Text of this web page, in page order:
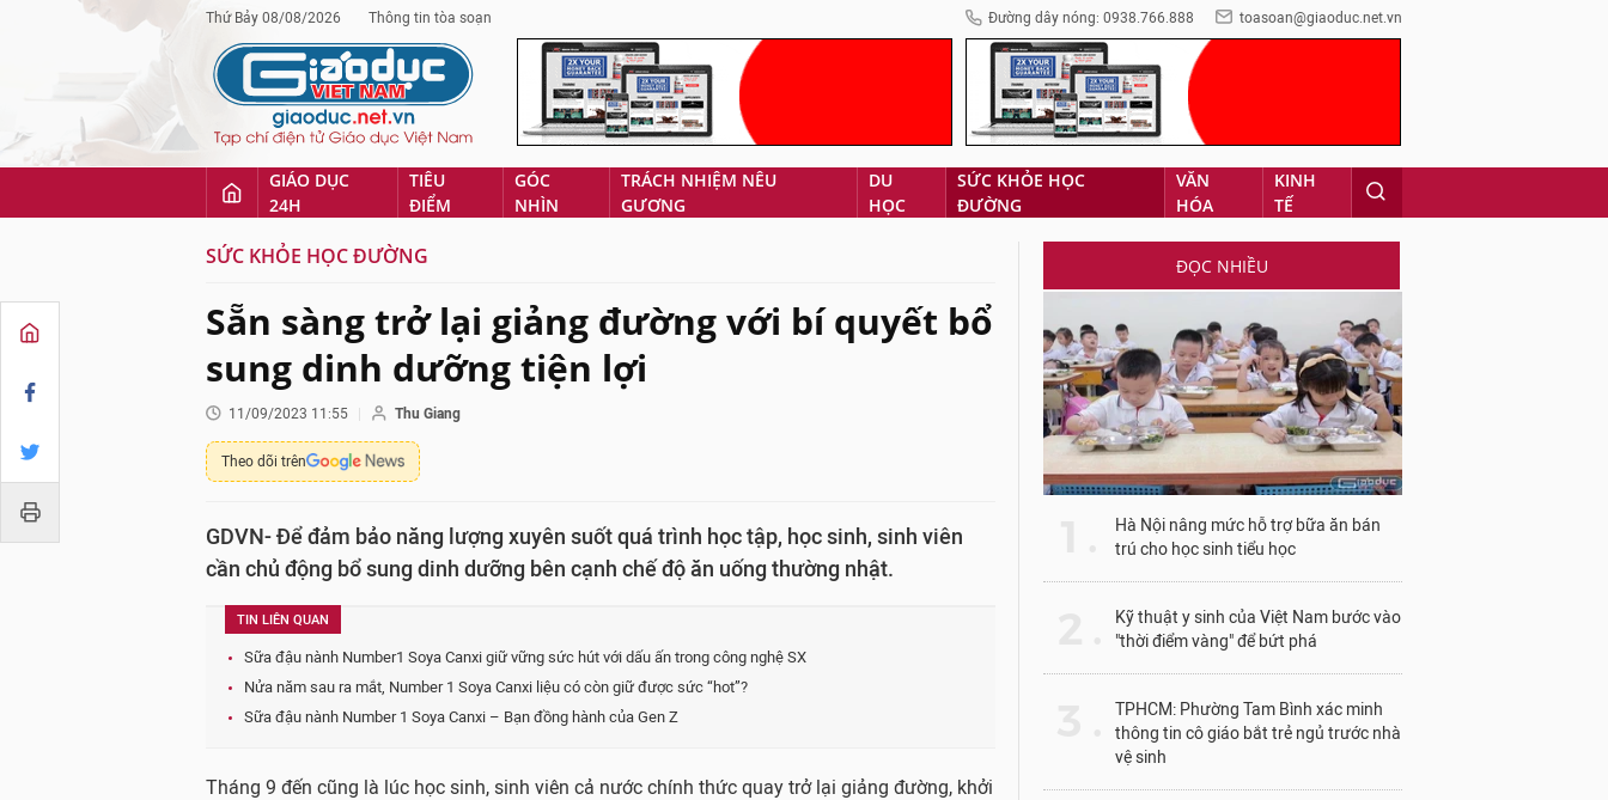
Thứ Bảy 08/08/2026 Thông tin tòa soạn Đường dây nóng: 0938.766.888 toasoan@giaoduc.net.vn
GIÁO DỤC
24H
TIÊU
ĐIỂM
GÓC
NHÌN
TRÁCH NHIỆM NÊU
GƯƠNG
DU
HỌC
SỨC KHỎE HỌC
ĐƯỜNG
VĂN
HÓA
KINH
TẾ
SỨC KHỎE HỌC ĐƯỜNG
Sẵn sàng trở lại giảng đường với bí quyết bổ
sung dinh dưỡng tiện lợi
11/09/2023 11:55 Thu Giang
Theo dõi trên
GDVN- Để đảm bảo năng lượng xuyên suốt quá trình học tập, học sinh, sinh viên
cần chủ động bổ sung dinh dưỡng bên cạnh chế độ ăn uống thường nhật.
TIN LIÊN QUAN
Sữa đậu nành Number1 Soya Canxi giữ vững sức hút với dấu ấn trong công nghệ SX
Nửa năm sau ra mắt, Number 1 Soya Canxi liệu có còn giữ được sức “hot”?
Sữa đậu nành Number 1 Soya Canxi – Bạn đồng hành của Gen Z
Tháng 9 đến cũng là lúc học sinh, sinh viên cả nước chính thức quay trở lại giảng đường, khởi
ĐỌC NHIỀU
Hà Nội nâng mức hỗ trợ bữa ăn bán
trú cho học sinh tiểu học
Kỹ thuật y sinh của Việt Nam bước vào
"thời điểm vàng" để bứt phá
TPHCM: Phường Tam Bình xác minh
thông tin cô giáo bắt trẻ ngủ trước nhà
vệ sinh